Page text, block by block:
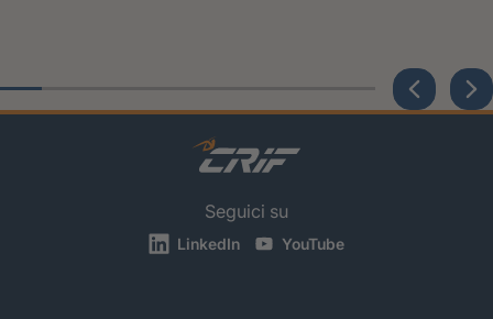
Seguici su
LinkedIn YouTube